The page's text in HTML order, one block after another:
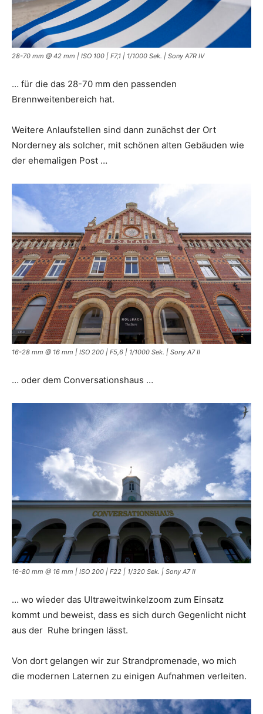
28-70 mm @ 42 mm | ISO 100 | F7,1 | 1/1000 Sek. | Sony A7R IV
… für die das 28-70 mm den passenden
Brennweitenbereich hat.
Weitere Anlaufstellen sind dann zunächst der Ort
Norderney als solcher, mit schönen alten Gebäuden wie
der ehemaligen Post …
16-28 mm @ 16 mm | ISO 200 | F5,6 | 1/1000 Sek. | Sony A7 II
… oder dem Conversationshaus …
16-80 mm @ 16 mm | ISO 200 | F22 | 1/320 Sek. | Sony A7 II
… wo wieder das Ultraweitwinkelzoom zum Einsatz
kommt und beweist, dass es sich durch Gegenlicht nicht
aus der Ruhe bringen lässt.
Von dort gelangen wir zur Strandpromenade, wo mich
die modernen Laternen zu einigen Aufnahmen verleiten.